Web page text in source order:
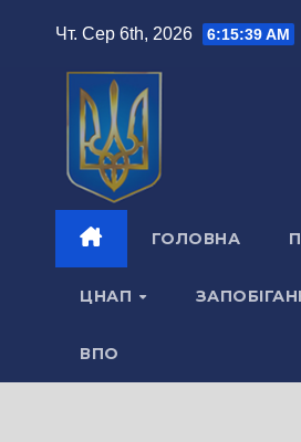
Чт. Сер 6th, 2026 6:15:40 AM
ГОЛОВНА
ЦНАП
ВПО